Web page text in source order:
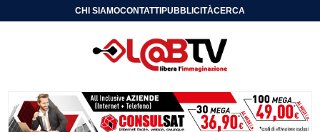
CHI SIAMOCONTATTIPUBBLICITÀCERCA